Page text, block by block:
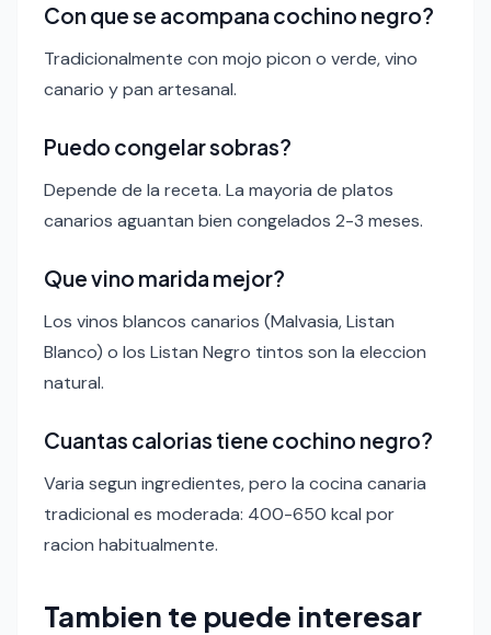
Con que se acompana cochino negro?
Tradicionalmente con mojo picon o verde, vino
canario y pan artesanal.
Puedo congelar sobras?
Depende de la receta. La mayoria de platos
canarios aguantan bien congelados 2-3 meses.
Que vino marida mejor?
Los vinos blancos canarios (Malvasia, Listan
Blanco) o los Listan Negro tintos son la eleccion
natural.
Cuantas calorias tiene cochino negro?
Varia segun ingredientes, pero la cocina canaria
tradicional es moderada: 400-650 kcal por
racion habitualmente.
Tambien te puede interesar